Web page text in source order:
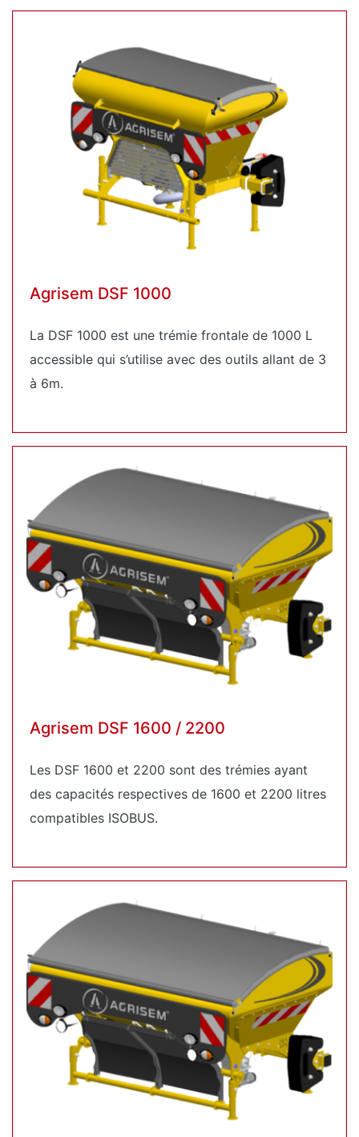
Agrisem DSF 1000
La DSF 1000 est une trémie frontale de 1000 L
accessible qui s’utilise avec des outils allant de 3
à 6m.
Agrisem DSF 1600 / 2200
Les DSF 1600 et 2200 sont des trémies ayant
des capacités respectives de 1600 et 2200 litres
compatibles ISOBUS.